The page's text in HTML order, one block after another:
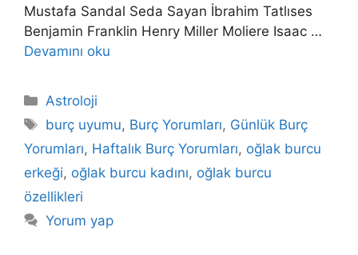
Mustafa Sandal Seda Sayan İbrahim Tatlıses
Benjamin Franklin Henry Miller Moliere Isaac …
Devamını oku
Kategoriler
Astroloji
Etiketler
burç uyumu, Burç Yorumları, Günlük Burç
Yorumları, Haftalık Burç Yorumları, oğlak burcu
erkeği, oğlak burcu kadını, oğlak burcu
özellikleri
Yorum yap